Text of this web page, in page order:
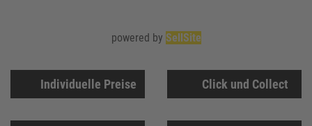
Individuelle Preise Click und Collect
powered by SellSite